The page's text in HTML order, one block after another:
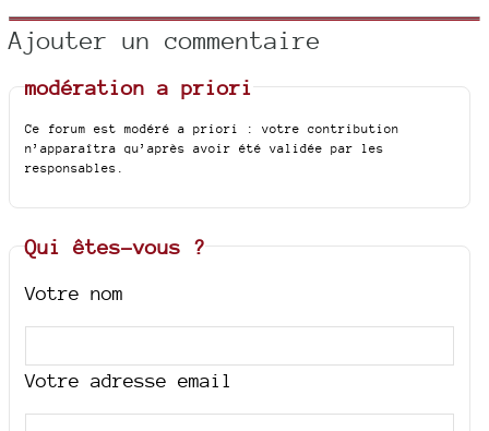
Ajouter un commentaire
modération a priori
Ce forum est modéré a priori : votre contribution
n’apparaîtra qu’après avoir été validée par les
responsables.
Qui êtes-vous ?
Votre nom
Votre adresse email